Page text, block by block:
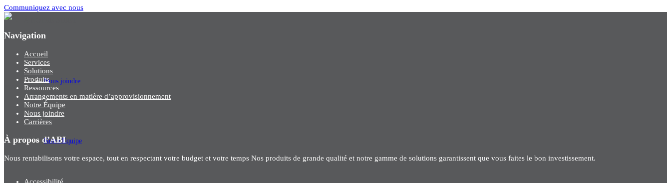
Nous joindre
Notre Équipe
FR
Communiquez avec nous
Navigation
Accueil
Services
Solutions
Produits
Ressources
Arrangements en matière d’approvisionnement
Notre Équipe
Nous joindre
Carrières
À propos d’ABI
Nous rentabilisons votre espace, tout en respectant votre budget et votre temps Nos produits de grande qualité et notre gamme de solutions garantissent que vous faites le bon investissement.